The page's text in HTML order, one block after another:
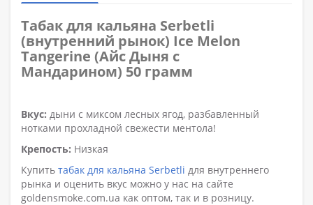
Табак для кальяна Serbetli
(внутренний рынок) Ice Melon
Tangerine (Айс Дыня с
Мандарином) 50 грамм
Вкус: дыни с миксом лесных ягод, разбавленный
нотками прохладной свежести ментола!
Крепость: Низкая
Купить табак для кальяна Serbetli для внутреннего
рынка и оценить вкус можно у нас на сайте
goldensmoke.com.ua как оптом, так и в розницу.